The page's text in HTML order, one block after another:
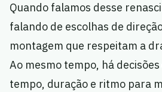
Quando falamos desse
falando de escolhas de
montagem que respeitam a
Ao mesmo tempo, há
tempo, duração e ritmo para